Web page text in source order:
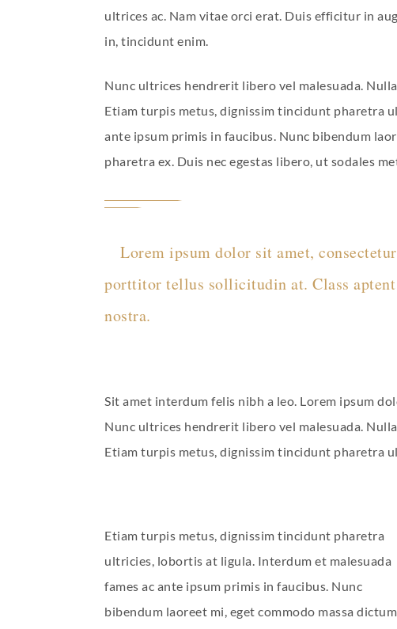
ultrices ac. Nam vitae orci erat. Duis efficitur in
in, tincidunt enim.
Nunc ultrices hendrerit libero vel malesuada.
Etiam turpis metus, dignissim tincidunt pharetra
ante ipsum primis in faucibus. Nunc bibendum
pharetra ex. Duis nec egestas libero, ut sodales
Lorem ipsum dolor sit amet,
porttitor tellus sollicitudin at. Class
nostra.
Sit amet interdum felis nibh a leo. Lorem ipsum
Nunc ultrices hendrerit libero vel malesuada.
Etiam turpis metus, dignissim tincidunt pharetra
Etiam turpis metus, dignissim tincidunt pharetra
ultricies, lobortis at ligula. Interdum et malesuada
fames ac ante ipsum primis in faucibus. Nunc
bibendum laoreet mi, eget commodo massa dictum